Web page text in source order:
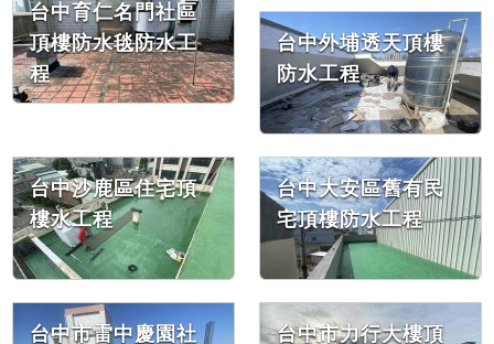
台中育仁名門社區
頂樓防水毯防水工
程
台中外埔透天頂樓
防水工程
台中沙鹿區住宅頂
樓水工程
台中大安區舊有民
宅頂樓防水工程
台中市雷中慶園社
台中市力行大樓頂